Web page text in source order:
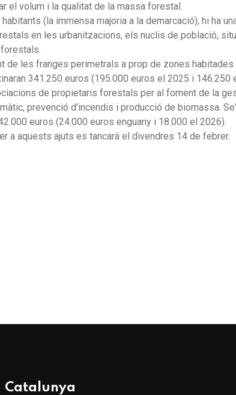
el volum i la qualitat de la massa forestal.
(la immensa majoria a la demarcació), hi ha
en les urbanitzacions, els nuclis de població,
de les franges perimetrals a prop de zones
341.250 euros (195.000 euros el 2025 i 146.250
de propietaris forestals per al foment de la
prevenció d'incendis i producció de biomassa.
euros (24.000 euros enguany i 18.000 el 2026).
a aquests ajuts es tancarà el divendres 14 de febrer.
Catalunya